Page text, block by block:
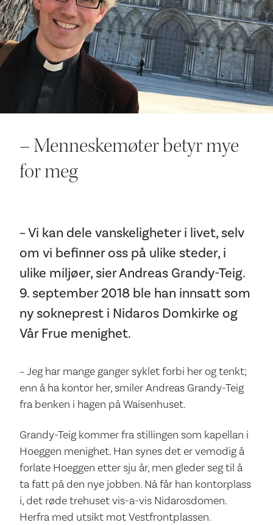
Ditt besøk
– Menneskemøter betyr mye
for meg
– Vi kan dele vanskeligheter i livet, selv
om vi befinner oss på ulike steder, i
ulike miljøer, sier Andreas Grandy-Teig.
9. september 2018 ble han innsatt som
ny sokneprest i Nidaros Domkirke og
Vår Frue menighet.
– Jeg har mange ganger syklet forbi her og tenkt;
enn å ha kontor her, smiler Andreas Grandy-Teig
fra benken i hagen på Waisenhuset.
Grandy-Teig kommer fra stillingen som kapellan i
Hoeggen menighet. Han synes det er vemodig å
forlate Hoeggen etter sju år, men gleder seg til å
ta fatt på den nye jobben. Nå får han kontorplass
i, det røde trehuset vis-a-vis Nidarosdomen.
Herfra med utsikt mot Vestfrontplassen.